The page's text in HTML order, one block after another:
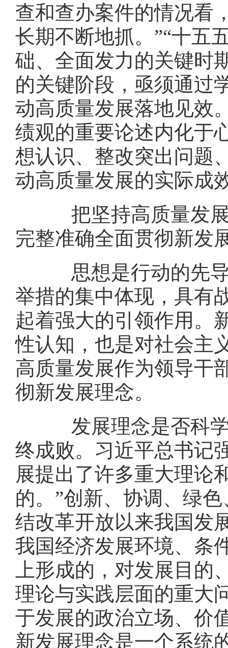
查和查办案件的情况看
长期不断地抓。”“十五
础、全面发力的关键时
的关键阶段，亟须通过
动高质量发展落地见效
绩观的重要论述内化于
想认识、整改突出问题
动高质量发展的实际成
把坚持高质量发展
完整准确全面贯彻新发
思想是行动的先导
举措的集中体现，具有
起着强大的引领作用。
性认知，也是对社会主
高质量发展作为领导干
彻新发展理念。
发展理念是否科学
终成败。习近平总书记
展提出了许多重大理论
的。”创新、协调、绿
结改革开放以来我国发
我国经济发展环境、条
上形成的，对发展目
理论与实践层面的重大
于发展的政治立场、价
新发展理念是一个系统